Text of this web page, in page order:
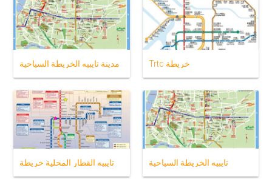
مدينة تايبيه الخريطة السياحية Trtc خريطة
تايبيه القطار المحلية خريطة تايبيه الخريطة السياحية